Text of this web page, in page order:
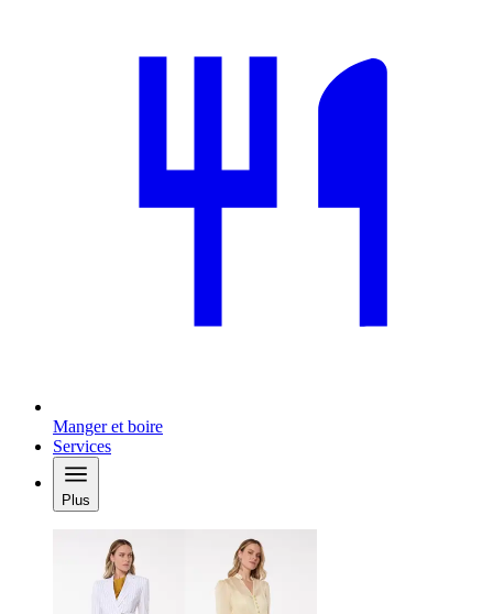
Manger et boire
Services
Plus